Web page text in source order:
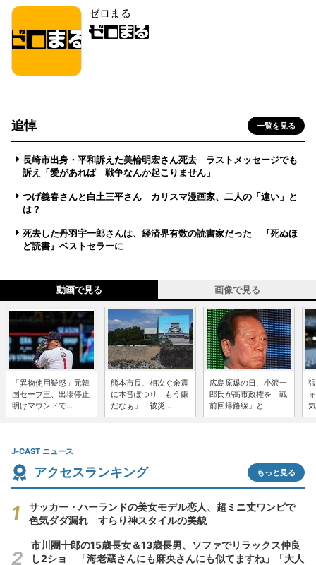
ゼロまる
追悼 一覧を見る
長崎市出身・平和訴えた美輪明宏さん死去 ラストメッセージでも
訴え「愛があれば 戦争なんか起こりません」
つげ義春さんと白土三平さん カリスマ漫画家、二人の「違い」と
は？
死去した丹羽宇一郎さんは、経済界有数の読書家だった 『死ぬほ
ど読書』ベストセラーに
動画で見る 画像で見る
「異物使用疑惑」元韓
国セーブ王、出場停止
明けマウンドで...
熊本市長、相次ぐ余震
に本音ぽつり「もう嫌
だなぁ」 被災...
広島原爆の日、小沢一
郎氏が高市政権を「戦
前回帰路線」と...
J-CAST ニュース
アクセスランキング もっと見る
サッカー・ハーランドの美女モデル恋人、超ミニ丈ワンピで
色気ダダ漏れ すらり神スタイルの美貌
市川團十郎の15歳長女＆13歳長男、ソファでリラックス仲良
し2ショ 「海老蔵さんにも麻央さんにも似てますね」「大人